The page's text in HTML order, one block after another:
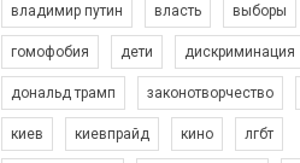
Емоційний та вражаючий промо-
владимир путин власть выборы
гомофобия дети дискриминация
дональд трамп законотворчество
киев киевпрайд кино лгбт